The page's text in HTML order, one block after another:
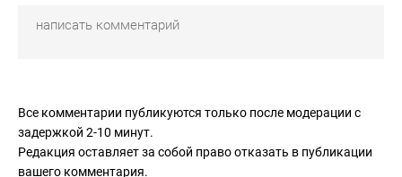
Все комментарии публикуются только после модерации с
задержкой 2-10 минут.
Редакция оставляет за собой право отказать в публикации
вашего комментария.